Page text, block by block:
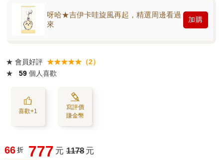
呀哈★吉伊卡哇旋風再起，精選周邊看過
來
加購
★ 會員好評 ★★★★★（2）
★
59 個人喜歡
喜歡+1
寫評價
賺金幣
66 折 777 元 1178 元